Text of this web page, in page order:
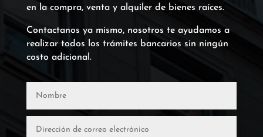
en la compra, venta y alquiler de bienes raíces.
Contactanos ya mismo, nosotros te ayudamos a
realizar todos los trámites bancarios sin ningún
costo adicional.